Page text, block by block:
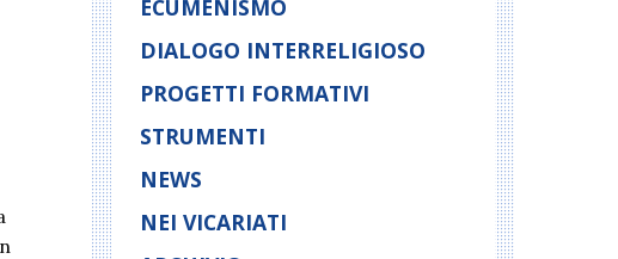
ECUMENISMO
DIALOGO INTERRELIGIOSO
PROGETTI FORMATIVI
STRUMENTI
NEWS
NEI VICARIATI